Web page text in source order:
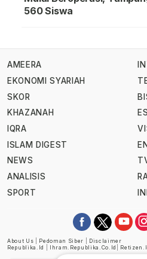
560 Siswa
AMEERA
EKONOMI SYARIAH
SKOR
KHAZANAH
IQRA
ISLAM DIGEST
NEWS
ANALISIS
SPORT
About Us Pedoman Siber
Disclaimer
Republika.id
Ihram.republika.co.id